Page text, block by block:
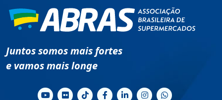
Juntos somos mais fortes
e vamos mais longe